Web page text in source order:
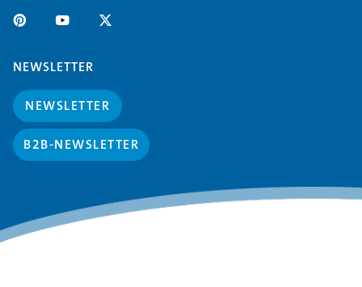
NEWSLETTER
NEWSLETTER
B2B-NEWSLETTER